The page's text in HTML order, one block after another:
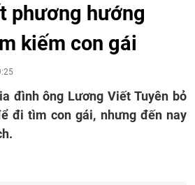
phương hướng
kiếm con gái
đình ông Lương Viết Tuyên bỏ
đi tìm con gái, nhưng đến nay